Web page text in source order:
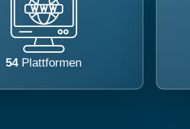
54 Plattformen